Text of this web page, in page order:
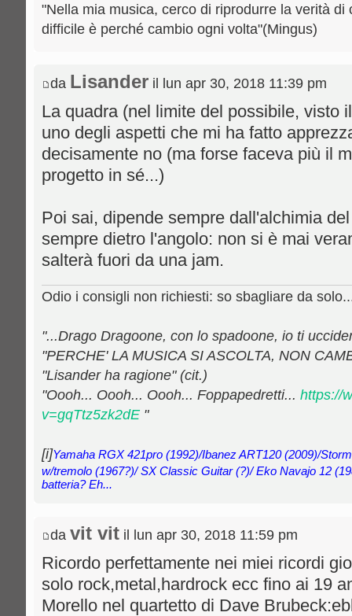
"Nella mia musica, cerco di riprodurre la verità
difficile è perché cambio ogni volta"(Mingus)
da Lisander il lun apr 30, 2018 11:39 pm
La quadra (nel limite del possibile, visto
uno degli aspetti che mi ha fatto
decisamente no (ma forse faceva più il
progetto in sé...)
Poi sai, dipende sempre dall'alchimia
sempre dietro l'angolo: non si è mai
salterà fuori da una jam.
Odio i consigli non richiesti: so sbagliare da
"...Drago Dragoone, con lo spadoone, io ti
"PERCHE' LA MUSICA SI ASCOLTA, NON
"Lisander ha ragione" (cit.)
"Oooh... Oooh... Oooh... Foppapedretti... https://
v=gqTtz5zk2dE "
[i]Yamaha RGX 421pro (1992)/Ibanez ART120 (2009)/
w/tremolo (1967?)/ SX Classic Guitar (?)/ Eko Navajo 12
batteria? Eh...
da vit vit il lun apr 30, 2018 11:59 pm
Ricordo perfettamente nei miei ricordi
solo rock,metal,hardrock ecc fino ai 19
Morello nel quartetto di Dave